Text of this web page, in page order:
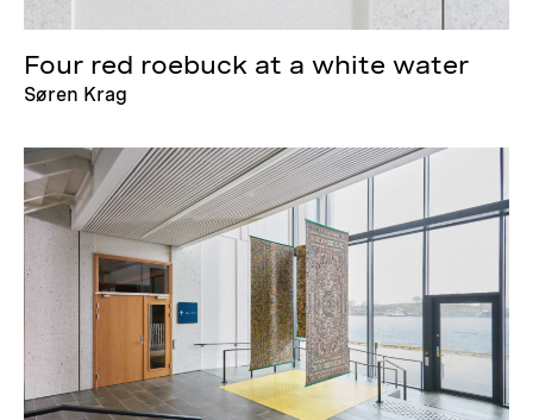
Four red roebuck at a white water
Søren Krag